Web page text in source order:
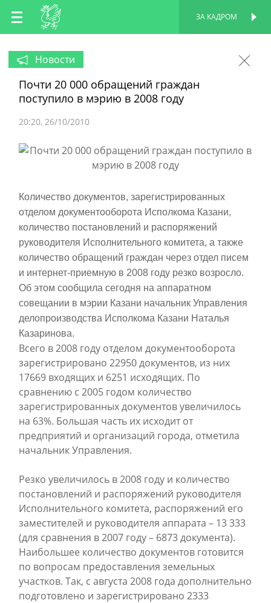
RU
EN
ЗА КАДРОМ
Новости
Почти 20 000 обращений граждан
поступило в мэрию в 2008 году
20:20 26/10/2010
Количество документов, зарегистрированных
отделом документооборота Исполкома Казани,
количество постановлений и распоряжений
руководителя Исполнительного комитета, а также
количество обращений граждан через отдел писем
и интернет-приемную в 2008 году резко возросло.
Об этом сообщила сегодня на аппаратном
совещании в мэрии Казани начальник Управления
делопроизводства Исполкома Казани Наталья
Казаринова.
Всего в 2008 году отделом документооборота
зарегистрировано 22950 документов, из них
17669 входящих и 6251 исходящих. По
сравнению с 2005 годом количество
зарегистрированных документов увеличилось
на 63%. Большая часть их исходит от
предприятий и организаций города, отметила
начальник Управления.
Резко увеличилось в 2008 году и количество
постановлений и распоряжений руководителя
Исполнительного комитета, распоряжений его
заместителей и руководителя аппарата – 13 333
(для сравнения в 2007 году – 6873 документа).
Наибольшее количество документов готовится
по вопросам предоставления земельных
участков. Так, с августа 2008 года дополнительно
подготовлено и зарегистрировано 2333
ПЕРСОНАЛЬНАЯ